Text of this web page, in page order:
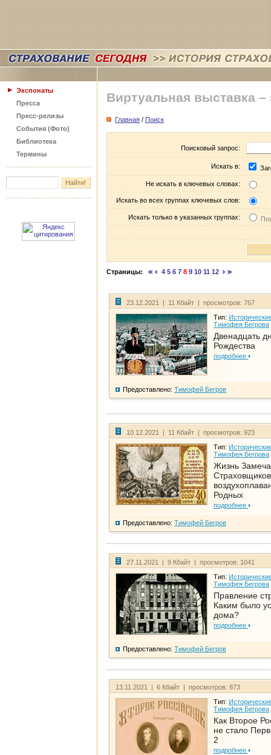
Экспонаты
Пресса
Пресс-релизы
События (Фото)
Библиотека
Термины
Виртуальная выставка –
Главная / Поиск
Поисковый запрос:
Искать в:
Не искать в ключевых словах:
Искать во всех группах ключевых слов:
Искать только в указанных группах:
Страницы: 4 5 6 7 8 9 10 11 12
23.12.2021 | 11 Кбайт | просмотров: 767
Тип:
Тимофея Бегрова
Двенадцать
Рождества
подробнее
Предоставлено: Тимофей Бегров
10.12.2021 | 11 Кбайт | просмотров: 923
Тип:
Тимофея Бегрова
Жизнь
Родных
подробнее
Предоставлено: Тимофей Бегров
27.11.2021 | 9 Кбайт | просмотров: 1041
Тип:
Тимофея Бегрова
Правление
Каким было
дома?
подробнее
Предоставлено: Тимофей Бегров
13.11.2021 | 6 Кбайт | просмотров: 873
Тип:
Тимофея Бегрова
Как Второе
не стало
2
подробнее